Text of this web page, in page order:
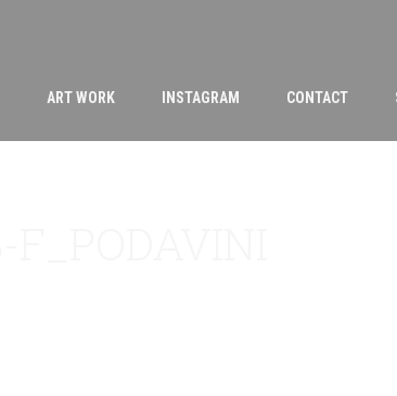
ART WORK INSTAGRAM CONTACT